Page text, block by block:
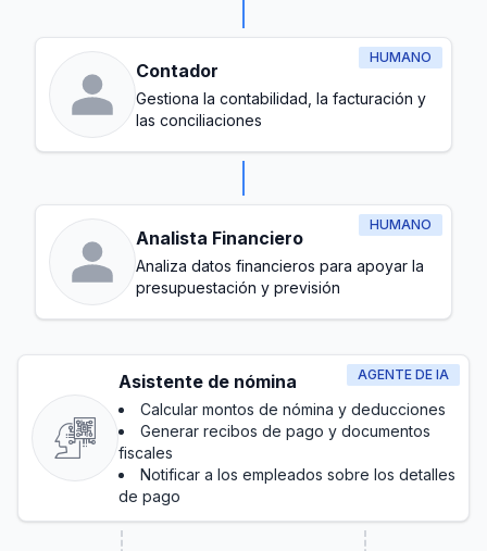
HUMANO
Contador
Gestiona la contabilidad, la facturación y
las conciliaciones
HUMANO
Analista Financiero
Analiza datos financieros para apoyar la
presupuestación y previsión
AGENTE DE IA
Asistente de nómina
Calcular montos de nómina y deducciones
Generar recibos de pago y documentos
fiscales
Notificar a los empleados sobre los detalles
de pago